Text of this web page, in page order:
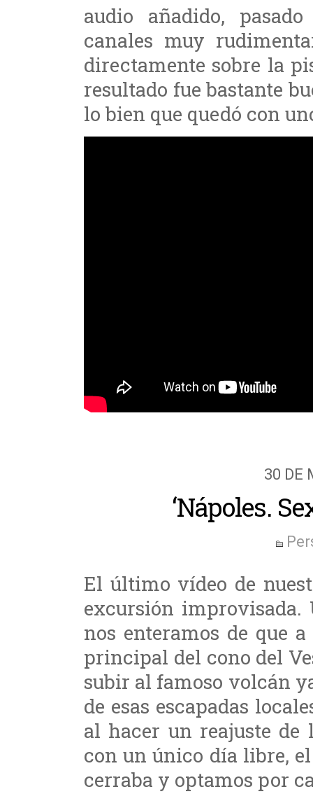
audio añadido,
canales muy
directamente sobre la
resultado fue bastante
lo bien que quedó con
30 DE
‘Nápoles.
El último vídeo de
excursión improvisada.
nos enteramos de que
principal del cono del
subir al famoso volcán
de esas escapadas
al hacer un reajuste de
con un único día libre,
cerraba y optamos por